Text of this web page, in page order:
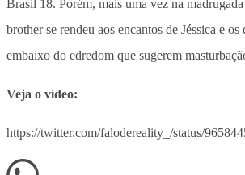
Brasil 18. Porém, mais uma vez na
brother se rendeu aos encantos de Jéssica e
embaixo do edredom que sugerem
Veja o vídeo:
https://twitter.com/falodereality_/status/